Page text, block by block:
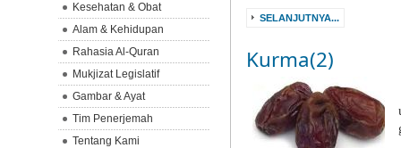
SELANJUTNYA...
Kurma(2)
Kesehatan & Obat
Alam & Kehidupan
Rahasia Al-Quran
Mukjizat Legislatif
Gambar & Ayat
Tim Penerjemah
Tentang Kami